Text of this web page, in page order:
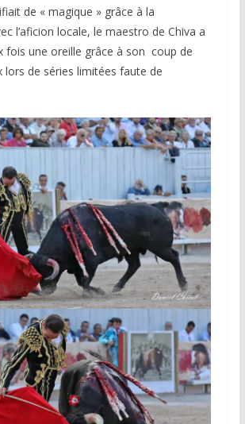
de « magique » grâce à la
l’aficion locale, le maestro de Chiva a
fois une oreille grâce à son coup de
lors de séries limitées faute de